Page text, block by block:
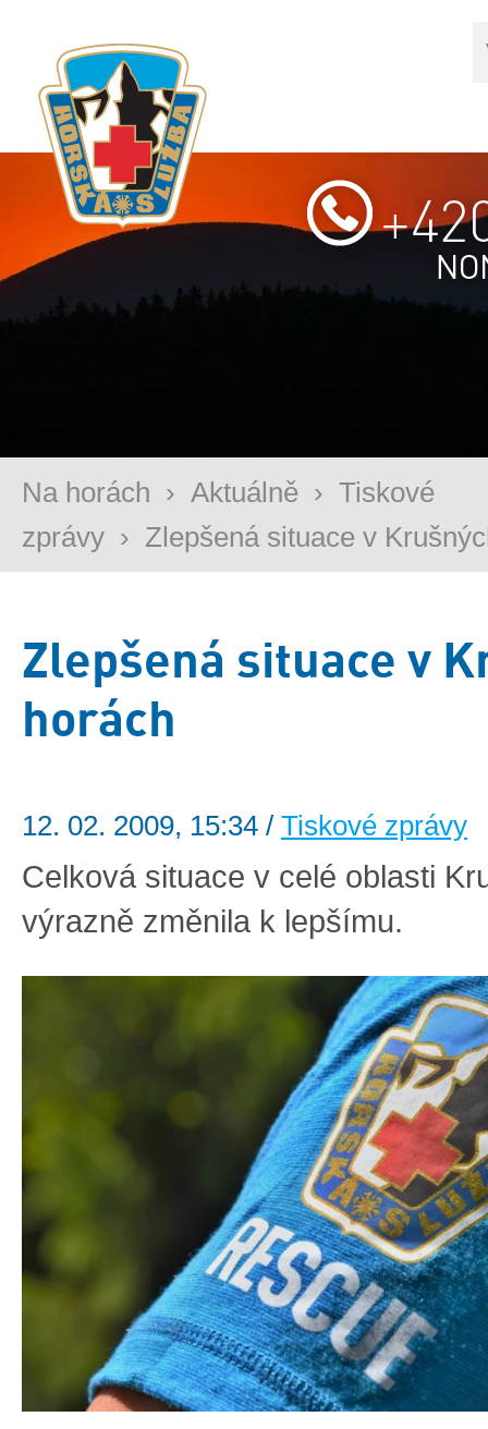
Na horách › Aktuálně › Tiskové
zprávy › Zlepšená situace v
Zlepšená situace v
horách
12. 02. 2009, 15:34 / Tiskové zprávy
Celková situace v celé oblasti
výrazně změnila k lepšímu.